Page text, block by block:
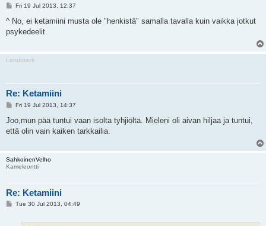
P
s
Fri 19 Jul 2013, 12:37
^ No, ei ketamiini musta ole "henkistä" samalla tavalla kuin vaikka jotkut
psykedeelit.
Landmark
Re: Ketamiini
P
s
Fri 19 Jul 2013, 14:37
Joo,mun pää tuntui vaan isolta tyhjiöltä. Mieleni oli aivan hiljaa ja tuntui,
että olin vain kaiken tarkkailia.
SahkoinenVelho
Kameleontti
Re: Ketamiini
PTue 30 Jul 2013, 04:49